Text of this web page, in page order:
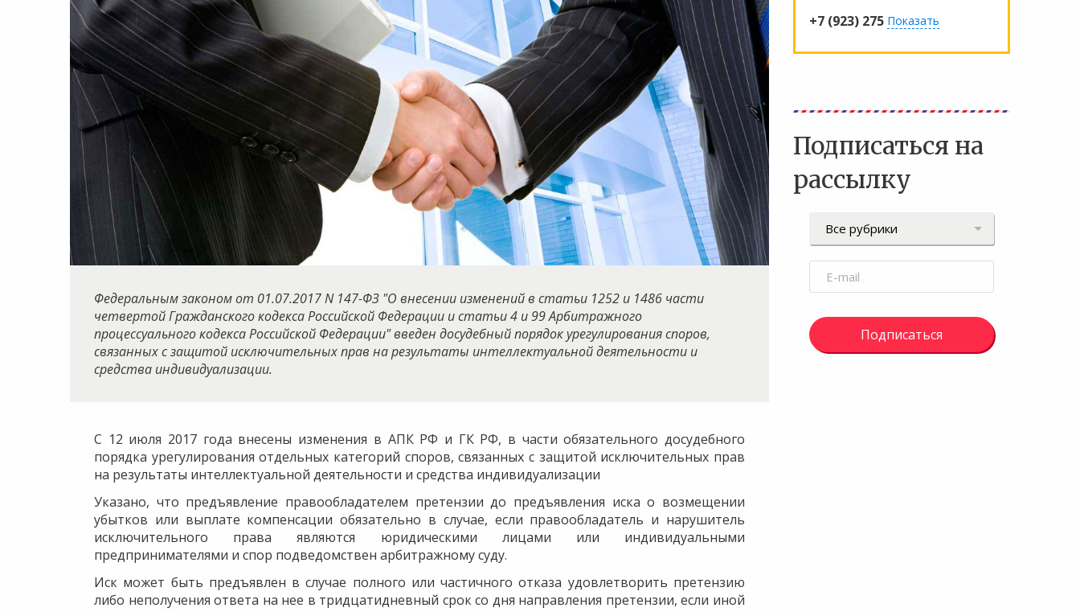
Федеральным законом от 01.07.2017 N 147-ФЗ "О внесении изменений в статьи 1252 и 1486 части
четвертой Гражданского кодекса Российской Федерации и статьи 4 и 99 Арбитражного
процессуального кодекса Российской Федерации" введен досудебный порядок урегулирования споров,
связанных с защитой исключительных прав на результаты интеллектуальной деятельности и
средства индивидуализации.
С 12 июля 2017 года внесены изменения в АПК РФ и ГК РФ, в части обязательного досудебного
порядка урегулирования отдельных категорий споров, связанных с защитой исключительных прав
на результаты интеллектуальной деятельности и средства индивидуализации
Указано, что предъявление правообладателем претензии до предъявления иска о возмещении
убытков или выплате компенсации обязательно в случае, если правообладатель и нарушитель
исключительного права являются юридическими лицами или индивидуальными
предпринимателями и спор подведомствен арбитражному суду.
Иск может быть предъявлен в случае полного или частичного отказа удовлетворить претензию
либо неполучения ответа на нее в тридцатидневный срок со дня направления претензии, если иной
+7 (923) 275 Показать
Подписаться на
рассылку
Подписаться